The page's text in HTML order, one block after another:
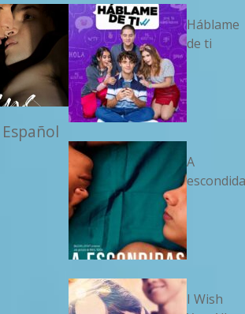
Háblame
de ti
A
I Wish